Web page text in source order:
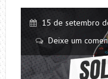
15 de setembro
Deixe um